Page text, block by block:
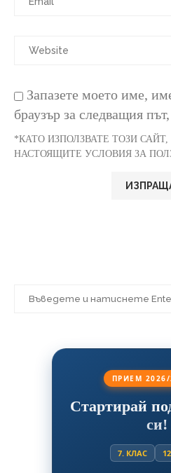
Запазете моето име,
браузър за следващия
*КАТО ИЗПОЛЗВАТЕ ТОЗИ
НАСТОЯЩИТЕ УСЛОВИЯ ЗА
ПРИЕМ 2026/
Стартирай
си!
7. КЛАС